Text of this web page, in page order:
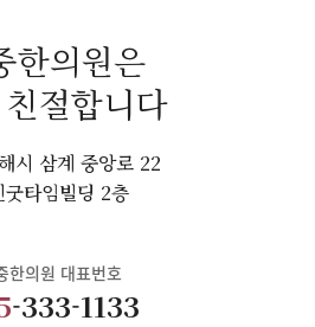
한의원은
절합니다
시 삼계 중앙로 22
굿타임빌딩 2층
한의원 대표번호
-333-1133